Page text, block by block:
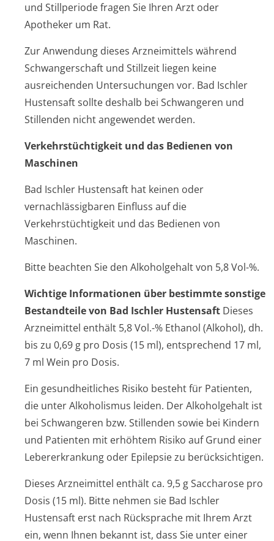
und Stillperiode fragen Sie Ihren Arzt oder
Apotheker um Rat.
Zur Anwendung dieses Arzneimittels während
Schwangerschaft und Stillzeit liegen keine
ausreichenden Untersuchungen vor. Bad Ischler
Hustensaftsollte deshalb bei Schwangeren und
Stillenden nicht angewendet werden.
Verkehrstüchtig­keit und das Bedienen von
Maschinen
Bad Ischler Hustensaft hat keinen oder
vernachlässigbaren Einfluss auf die
Verkehrstüchtigkeit und das Bedienen von
Maschinen.
Bitte beachten Sie den Alkoholgehalt von 5,8 Vol-%.
Wichtige Informationen über bestimmte sonstige
Bestandteile von Bad Ischler Hustensaft Dieses
Arzneimittel enthält 5,8 Vol.-% Ethanol (Alkohol), dh.
bis zu 0,69 g pro Dosis (15 ml), entsprechend 17 ml,
7 ml Wein pro Dosis.
Ein gesundheitliches Risiko besteht für Patienten,
die unter Alkoholismus leiden. Der Alkoholgehalt ist
bei Schwangeren bzw. Stillenden sowie bei Kindern
und Patienten mit erhöhtem Risiko auf Grund einer
Lebererkrankung oder Epilepsie zu berücksichtigen.
Dieses Arzneimittel enthält ca. 9,5 g Saccharose pro
Dosis (15 ml). Bitte nehmen sie Bad Ischler
Hustensaft erst nach Rücksprache mit Ihrem Arzt
ein, wenn Ihnen bekannt ist, dass Sie unter einer